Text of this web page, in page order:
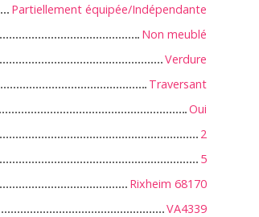
Partiellement équipée/Indépendante
Non meublé
Verdure
Traversant
Oui
2
5
Rixheim 68170
VA4339